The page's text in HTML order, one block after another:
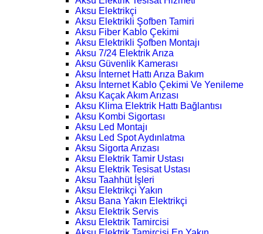
Aksu Elektrikçi
Aksu Elektrikli Şofben Tamiri
Aksu Fiber Kablo Çekimi
Aksu Elektrikli Şofben Montajı
Aksu 7/24 Elektrik Arıza
Aksu Güvenlik Kamerası
Aksu İnternet Hattı Arıza Bakım
Aksu İnternet Kablo Çekimi Ve Yenileme
Aksu Kaçak Akım Arızası
Aksu Klima Elektrik Hattı Bağlantısı
Aksu Kombi Sigortası
Aksu Led Montajı
Aksu Led Spot Aydınlatma
Aksu Sigorta Arızası
Aksu Elektrik Tamir Ustası
Aksu Elektrik Tesisat Ustası
Aksu Taahhüt İşleri
Aksu Elektrikçi Yakın
Aksu Bana Yakın Elektrikçi
Aksu Elektrik Servis
Aksu Elektrik Tamircisi